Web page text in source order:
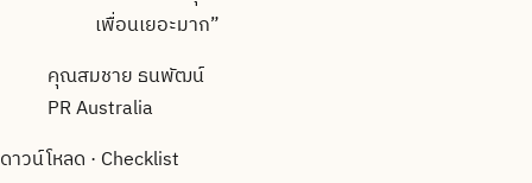
เพื่อนเยอะมาก”
คุณสมชาย ธนพัฒน์
PR Australia
ดาวน์โหลด · Checklist